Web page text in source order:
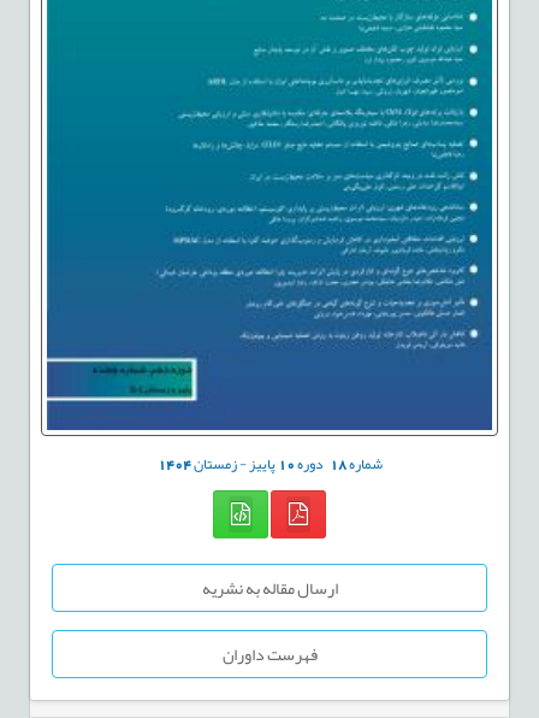
شماره18 دوره10پاییز - زمستان1404
ارسال مقاله به نشریه
فهرست داوران